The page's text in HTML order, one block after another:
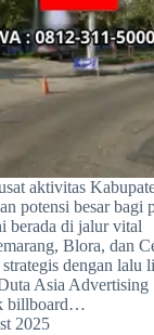
aktivitas
potensi besar bagi
berada di jalur vital
Blora, dan
dengan lalu
Asia Advertising
billboard…
2025